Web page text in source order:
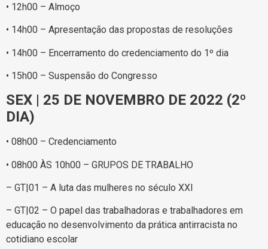
• 12h00 – Almoço
• 14h00 – Apresentação das propostas de resoluções
• 14h00 – Encerramento do credenciamento do 1º dia
• 15h00 – Suspensão do Congresso
SEX | 25 DE NOVEMBRO DE 2022 (2º
DIA)
• 08h00 – Credenciamento
• 08h00 ÀS 10h00 – GRUPOS DE TRABALHO
– GT|01 – A luta das mulheres no século XXI
– GT|02 – O papel das trabalhadoras e trabalhadores em
educação no desenvolvimento da prática antirracista no
cotidiano escolar